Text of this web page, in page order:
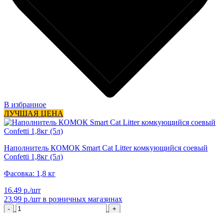
В избранное
ЛУЧШАЯ ЦЕНА
Наполнитель КОМОК Smart Cat Litter комкующийся соевый
Confetti 1,8кг (5л)
Фасовка: 1,8 кг
16.49 р./шт
23.99 р./шт в розничных магазинах
-
+